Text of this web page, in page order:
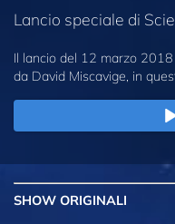
Lancio speciale di
Il lancio del 12 marzo
da David Miscavige, in
SHOW ORIGINALI